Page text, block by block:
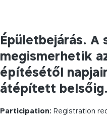
Épületbejárás. A
megismerhetik
építésétől
átépített belsőig.
Participation: Registration